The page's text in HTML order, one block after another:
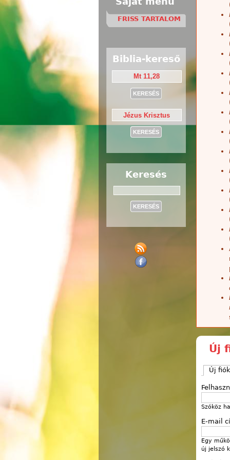
Új
Új
Szóköz
E-mail
Egy
új jelszó
FRISS TARTALOM
Biblia-kereső
Keresés